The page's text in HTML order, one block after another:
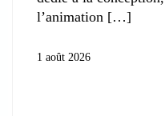
l’animation
1 août 2026